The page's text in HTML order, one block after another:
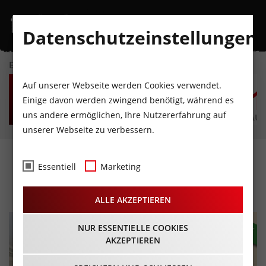
EVENTKALENDER
DO
6
AUGUST
FR
7
AUGUST
SA
8
AUGUST
SO
9
AUGUST
MO
10
AUGUST
Reset – Alles auf Anfang
17.01.2026 - Beginn 20:00 Uhr
Datenschutzeinstellungen
Auf unserer Webseite werden Cookies verwendet.
Einige davon werden zwingend benötigt, während es
uns andere ermöglichen, Ihre Nutzererfahrung auf
unserer Webseite zu verbessern.
Essentiell Marketing
ALLE AKZEPTIEREN
NUR ESSENTIELLE COOKIES
AKZEPTIEREN